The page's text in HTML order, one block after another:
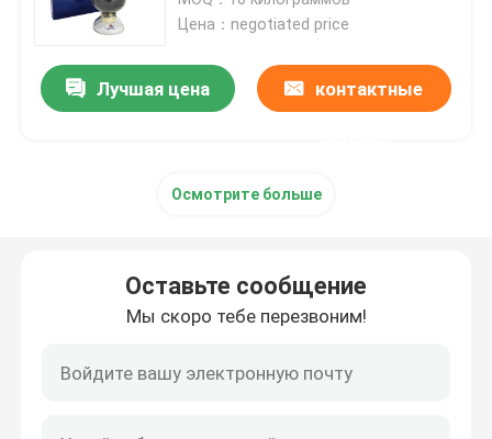
Домашняя батарея энергии
Цена：negotiated price
Лучшая цена контактные
Осмотрите больше
Оставьте сообщение
Мы скоро тебе перезвоним!